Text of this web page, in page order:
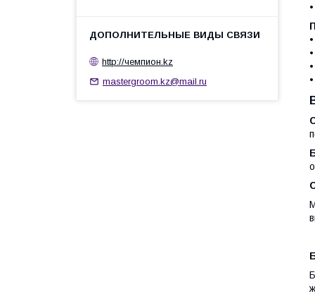
http://чемпион.kz
mastergroom.kz@mail.ru